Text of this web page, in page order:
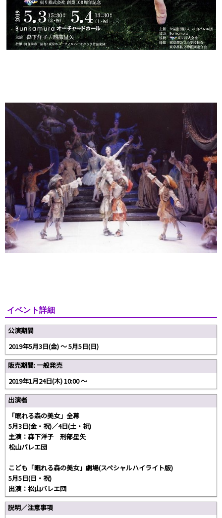
イベント詳細
公演期間
2019年5月3日(金) 〜 5月5日(日)
販売期間: 一般発売
2019年1月24日(木) 10:00 〜
出演者
「眠れる森の美女」全幕
5月3日(金・祝)／4日(土・祝)
主演：森下洋子 刑部星矢
松山バレエ団
こども「眠れる森の美女」劇場(スペシャルハイライト版)
5月5日(日・祝)
出演：松山バレエ団
説明／注意事項